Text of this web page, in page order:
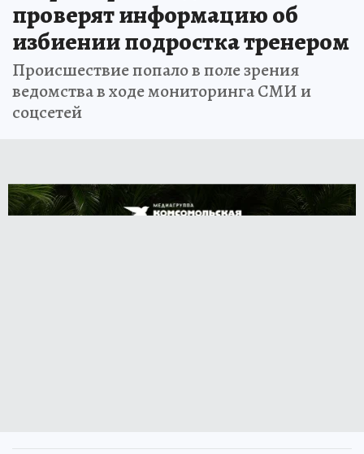
проверят информацию об
избиении подростка тренером
Происшествие попало в поле зрения
ведомства в ходе мониторинга СМИ и
соцсетей